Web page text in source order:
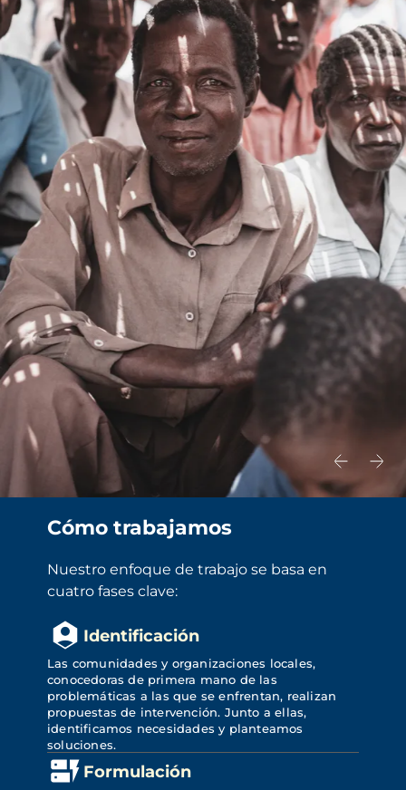
Cómo trabajamos
Nuestro enfoque de trabajo se basa en
cuatro fases clave:
Identificación
Las comunidades y organizaciones locales,
conocedoras de primera mano de las
problemáticas a las que se enfrentan, realizan
propuestas de intervención. Junto a ellas,
identificamos necesidades y planteamos
soluciones.
Formulación